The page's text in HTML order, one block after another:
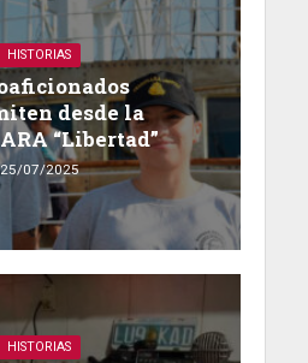
HISTORIAS
desde la
“Libertad”
25/07/2025
HISTORIAS